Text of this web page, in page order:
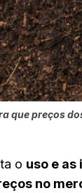
que preços
o uso e
no